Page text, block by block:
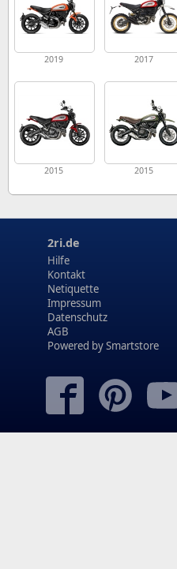
2019 2017
2015 2015
2ri.de
Hilfe
Kontakt
Netiquette
Impressum
Datenschutz
AGB
Powered bySmartstore